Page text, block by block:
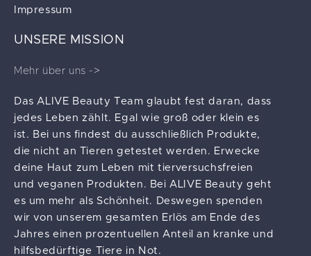
Impressum
UNSERE MISSION
Mehr über uns ->
Das ALIVE Beauty Team glaubt fest daran, dass
jedes Leben zählt. Egal wie groß oder klein es
ist. Bei uns findest du ausschließlich Produkte,
die nicht an Tieren getestet werden. Erwecke
deine Haut zum Leben mit tierversuchsfreien
und veganen Produkten. Bei ALIVE Beauty geht
es um mehr als Schönheit. Deswegen spenden
wir von unserem gesamten Erlös am Ende des
Jahres einen prozentuellen Anteil an kranke und
hilfsbedürftige Tiere in Not.